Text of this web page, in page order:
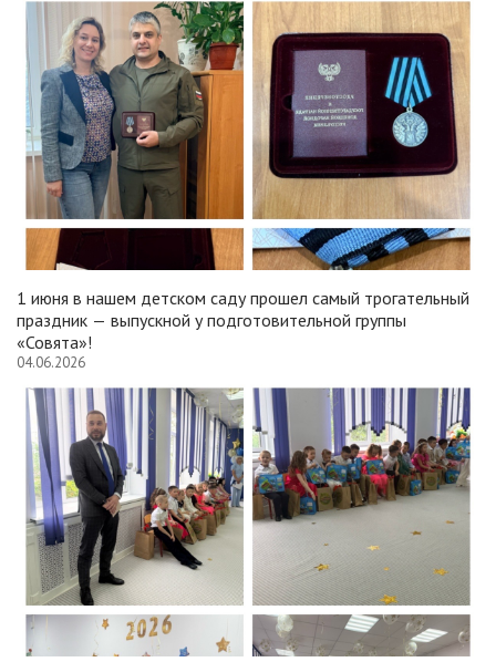
1 июня в нашем детском саду прошел самый трогательный
праздник — выпускной у подготовительной группы
«Совята»!
04.06.2026